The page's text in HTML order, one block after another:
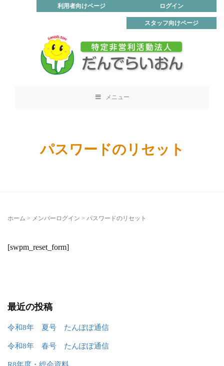
ログイン
利用者向けページ
スタッフ向けページ
メニュー
パスワードのリセット
ホーム > メンバーログイン > パスワードのリセット
[swpm_reset_form]
最近の投稿
令和8年 夏号 たんぽぽ通信
令和8年 春号 たんぽぽ通信